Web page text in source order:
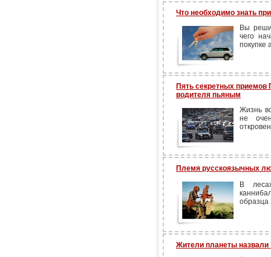
Что необходимо знать
Вы
чего
покупке
Пять секретных
водителя пьяным
Жизнь
не
Племя русскоязычных
В
образца
Жители планеты назвали